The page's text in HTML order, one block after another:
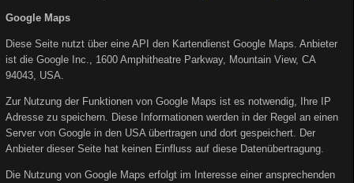
Google Maps
Diese Seite nutzt über eine API den Kartendienst Google Maps. Anbieter
ist die Google Inc., 1600 Amphitheatre Parkway, Mountain View, CA
94043, USA.
Zur Nutzung der Funktionen von Google Maps ist es notwendig, Ihre IP
Adresse zu speichern. Diese Informationen werden in der Regel an einen
Server von Google in den USA übertragen und dort gespeichert. Der
Anbieter dieser Seite hat keinen Einfluss auf diese Datenübertragung.
Die Nutzung von Google Maps erfolgt im Interesse einer ansprechenden